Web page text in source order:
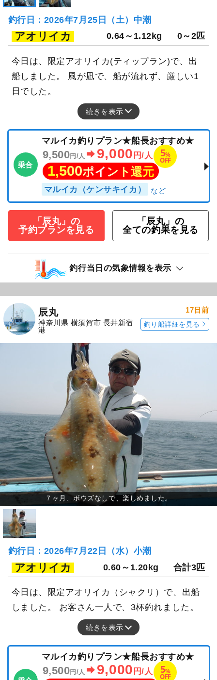
釣行日：2026年7月25日（土）中潮
アオリイカ 0.64～1.12kg 0～2匹
今日は、限定アオリイカ(ティップラン)で、出
船しました。 風が凪で、船が流れず、厳しい1
日でした。
続きを表示
乗合
マルイカ釣りプラン★船長おすすめ★
9,500円/人 9,000 円/人 5%
OFF
1,500ポイント還元
マルイカ（ケンサキイカ）
「辰丸」の
予約プランを見る
「辰丸」の
全ての釣果を見る
釣行当日の気象情報を表示
辰丸
神奈川県 横須賀市 長井新宿
港
17日前
釣り船詳細を見る
釣行日：2026年7月22日（水）小潮
アオリイカ 0.60～1.20kg 合計3匹
今日は、限定アオリイカ（シャクリ）で、出船
しました。 お客さん一人で、3杯釣れました。
続きを表示
マルイカ釣りプラン★船長おすすめ★
9,500 円/人 9,000 円/人 5%
OFF